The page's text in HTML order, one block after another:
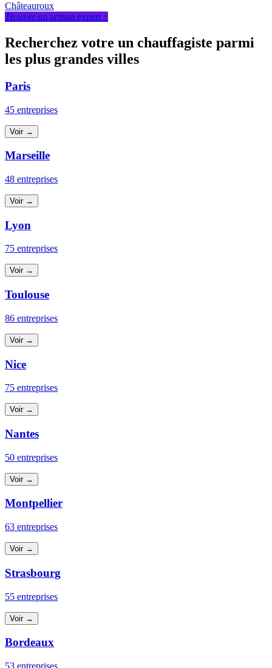
Châteauroux
Trouver un artisan expert ↑
Recherchez votre un chauffagiste parmi
les plus grandes villes
Paris
45 entreprises
Voir →
Marseille
48 entreprises
Voir →
Lyon
75 entreprises
Voir →
Toulouse
86 entreprises
Voir →
Nice
75 entreprises
Voir →
Nantes
50 entreprises
Voir →
Montpellier
63 entreprises
Voir →
Strasbourg
55 entreprises
Voir →
Bordeaux
53 entreprises